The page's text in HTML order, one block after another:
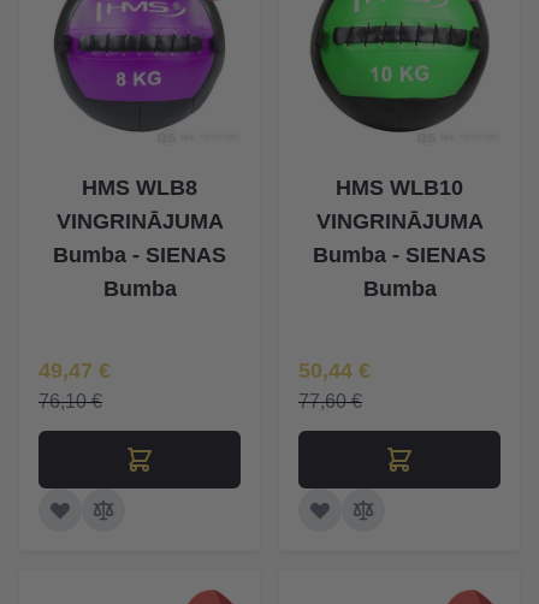
HMS WLB8
VINGRINĀJUMA
Bumba - SIENAS
Bumba
Īpaša Cena
49,47 €
76,10 €
HMS WLB10
VINGRINĀJUMA
Bumba - SIENAS
Bumba
Īpaša Cena
50,44 €
77,60 €